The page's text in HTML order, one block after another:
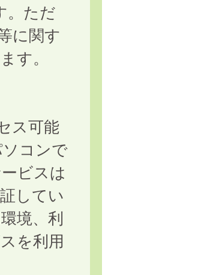
。ただ
に関す
す。
ス可能
コンで
ビスは
してい
境、利
を利用